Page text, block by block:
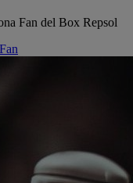
Fan del Box Repsol